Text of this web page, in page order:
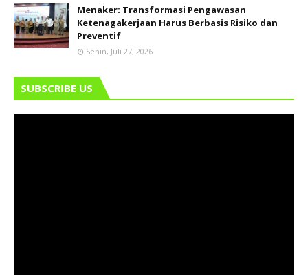
Menaker: Transformasi Pengawasan
Ketenagakerjaan Harus Berbasis Risiko dan
Preventif
Senin, Juli 27, 2026
SUBSCRIBE US